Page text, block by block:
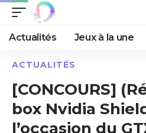
Actualités Jeux à la une
ACTUALITÉS
[CONCOURS]
box Nvidia
l’occasion du